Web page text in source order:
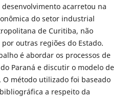
acarretou na
do setor industrial
de Curitiba, não
outras regiões do Estado.
é abordar os processos de
Paraná e discutir o modelo de
método utilizado foi baseado
a respeito da